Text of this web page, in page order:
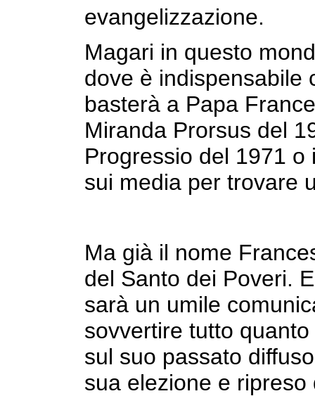
evangelizzazione.
Magari in questo
dove è indispensabile
basterà a Papa
Miranda Prorsus del
Progressio del 1971
sui media per trovare
Ma già il nome
del Santo dei Poveri.
sarà un umile
sovvertire tutto
sul suo passato
sua elezione e